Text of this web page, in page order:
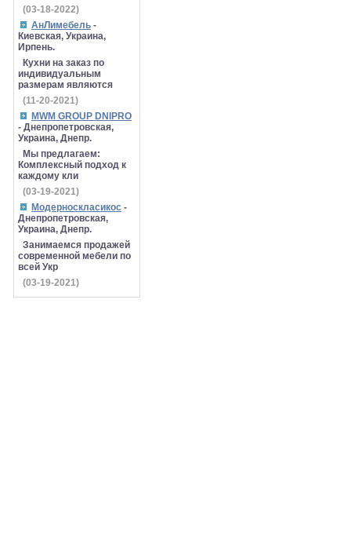
(03-18-2022)
АнЛимебель -
Киевская, Украина,
Ирпень.
Кухни на заказ по
индивидуальным
размерам являются
(11-20-2021)
MWM GROUP DNIPRO
- Днепропетровская,
Украина, Днепр.
Мы предлагаем:
Комплексный подход к
каждому кли
(03-19-2021)
Модерноскласикос -
Днепропетровская,
Украина, Днепр.
Занимаемся продажей
современной мебели по
всей Укр
(03-19-2021)